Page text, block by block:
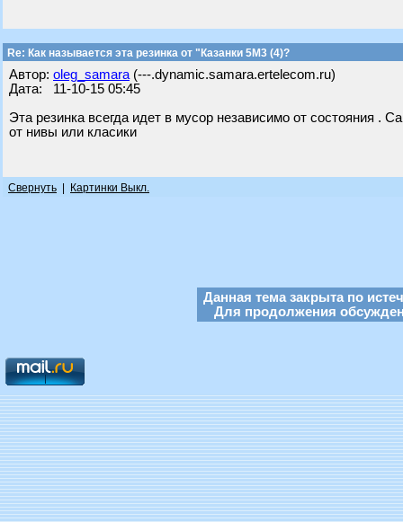
Re: Как называется эта резинка от "Казанки 5М3 (4)?
Автор: oleg_samara (---.dynamic.samara.ertelecom.ru)
Дата: 11-10-15 05:45
Эта резинка всегда идет в мусор независимо от состояния .
от нивы или класики
Свернуть Картинки Выкл.
Данная тема закрыта по
Для продолжения